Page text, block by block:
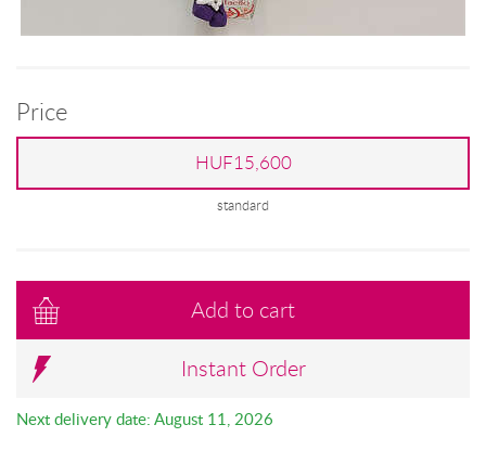
Price
HUF15,600
standard
Add to cart
Instant Order
Next delivery date: August 11, 2026